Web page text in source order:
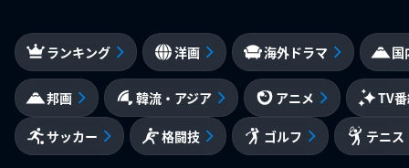
ランキング 洋画 海外ドラマ 国
邦画 韓流・アジア アニメ TV
サッカー 格闘技 ゴルフ テニス